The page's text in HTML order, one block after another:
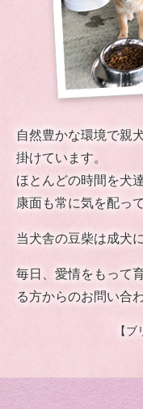
自然豊かな環境で親
掛けています。
ほとんどの時間を犬
康面も常に気を配っ
当犬舎の豆柴は成犬
毎日、愛情をもって
る方からのお問い合
【